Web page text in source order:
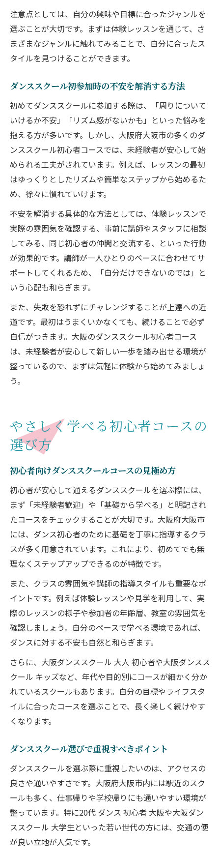
注意点としては、自分の興味や目標に合ったジャンルを
選ぶことが大切です。まずは体験レッスンを通じて、さ
まざまなジャンルに触れてみることで、自分に合ったス
タイルを見つけることができます。
ダンススクール初参加時の不安を解消する方法
初めてダンススクールに参加する際は、「周りについて
いけるか不安」「リズム感がないかも」といった悩みを
抱える方が多いです。しかし、大阪府大阪市の多くのダ
ンススクール初心者コースでは、未経験者が安心して始
められる工夫がされています。例えば、レッスンの最初
はゆっくりとしたリズムや簡単なステップから始めるた
め、徐々に慣れていけます。
不安を解消する具体的な方法としては、体験レッスンで
実際の雰囲気を確認する、事前に講師やスタッフに相談
してみる、同じ初心者の仲間と交流する、といった行動
が効果的です。講師が一人ひとりのペースに合わせてサ
ポートしてくれるため、「自分だけできないのでは」と
いう心配も和らぎます。
また、失敗を恐れずにチャレンジすることが上達への近
道です。最初はうまくいかなくても、続けることで必ず
自信がつきます。大阪のダンススクール初心者コース
は、未経験者が安心して新しい一歩を踏み出せる環境が
整っているので、まずは気軽に体験から始めてみましょ
う。
やさしく学べる初心者コースの
選び方
初心者向けダンススクールコースの見極め方
初心者が安心して通えるダンススクールを選ぶ際には、
まず「未経験者歓迎」や「基礎から学べる」と明記され
たコースをチェックすることが大切です。大阪府大阪市
には、ダンス初心者のために基礎を丁寧に指導するクラ
スが多く用意されています。これにより、初めてでも無
理なくステップアップできるのが特徴です。
また、クラスの雰囲気や講師の指導スタイルも重要なポ
イントです。例えば体験レッスンや見学を利用して、実
際のレッスンの様子や参加者の年齢層、教室の雰囲気を
確認しましょう。自分のペースで学べる環境であれば、
ダンスに対する不安も自然と和らぎます。
さらに、大阪ダンススクール 大人 初心者や大阪ダンスス
クール キッズなど、年代や目的別にコースが細かく分か
れているスクールもあります。自分の目標やライフスタ
イルに合ったコースを選ぶことで、長く楽しく続けやす
くなります。
ダンススクール選びで重視すべきポイント
ダンススクールを選ぶ際に重視したいのは、アクセスの
良さや通いやすさです。大阪府大阪市内には駅近のスク
ールも多く、仕事帰りや学校帰りにも通いやすい環境が
整っています。特に20代 ダンス 初心者 大阪や大阪ダン
ススクール 大学生といった若い世代の方には、交通の便
が良い立地が人気です。